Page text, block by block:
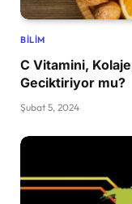
BILIM
C Vitamini,
Geciktiriyor mu?
Şubat 5, 2024